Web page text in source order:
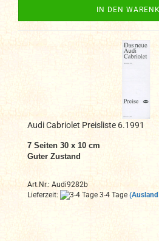
IN DEN
Audi Cabriolet Preisliste 6.1991
7 Seiten 30 x 10 cm
Guter Zustand
Art.Nr.: Audi9282b
Lieferzeit:
3-4 Tage